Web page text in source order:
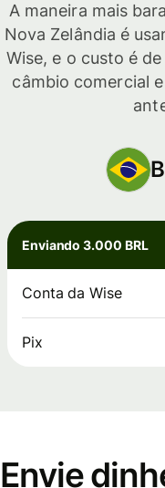
A maneira mais
Nova Zelândia é
Wise, e o custo é de
câmbio comercial
Enviando 3.000 BRL
Conta da Wise
Pix
Envie